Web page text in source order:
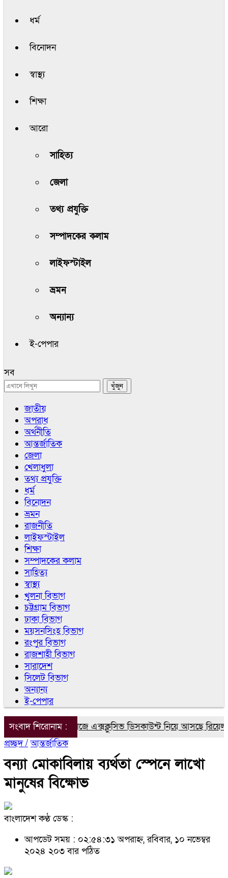
ধর্ম
বিনোদন
স্বাস্থ্য
শিক্ষা
আরো
সাহিত্য
জেলা
তথ্য প্রযুক্তি
সম্পাদকের কলাম
লাইফস্টাইল
ভ্রমন
অন্যান্য
ই-পেপার
সব
জাতীয়
অপরাধ
অর্থনীতি
আন্তর্জাতিক
জেলা
খেলাধুলা
তথ্য প্রযুক্তি
ধর্ম
বিনোদন
ভ্রমন
রাজনীতি
লাইফস্টাইল
শিক্ষা
সম্পাদকের কলাম
সাহিত্য
স্বাস্থ্য
খুলনা বিভাগ
চট্টগ্রাম বিভাগ
ঢাকা বিভাগ
ময়সনসিংহ বিভাগ
রংপুর বিভাগ
রাজশাহী বিভাগ
সারাদেশ
সিলেট বিভাগ
অন্যান্য
ই-পেপার
সংবাদ শিরোনাম :
জন্য দারাজে এক্সক্লুসিভ ডিসকাউন্ট নিয়ে আসছে রিয়েলমি
প্রচ্ছদ / আন্তর্জাতিক
বন্যা মোকাবিলায় ব্যর্থতা স্পেনে লাখো
মানুষের বিক্ষোভ
বাংলাদেশ কণ্ঠ ডেস্ক :
আপডেট সময় : ০২:৫৪:৩১ অপরাহ্ন, রবিবার, ১০ নভেম্বর
২০২৪ ২০৩ বার পঠিত